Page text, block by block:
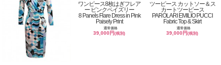
ワンピース8枚はぎフレア
ー ピンクペイズリー
8 Panels Flare Dress in Pink
Paisely Print
通常価格
39,000円(税別)
ツーピース カットソー＆ス
カートツーピース
PAROLARI EMILIO PUCCI
Fabric Top & Skirt
通常価格
39,000円(税別)